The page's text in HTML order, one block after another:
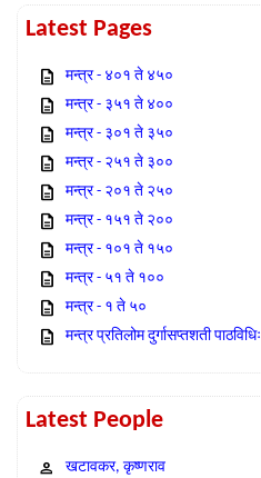
Latest Pages
मन्त्र - ४०१ ते ४५०
मन्त्र - ३५१ ते ४००
मन्त्र - ३०१ ते ३५०
मन्त्र - २५१ ते ३००
मन्त्र - २०१ ते २५०
मन्त्र - १५१ ते २००
मन्त्र - १०१ ते १५०
मन्त्र - ५१ ते १००
मन्त्र - १ ते ५०
मन्त्र प्रतिलोम दुर्गासप्तशती पाठविधिः
Latest People
खटावकर, कृष्णराव